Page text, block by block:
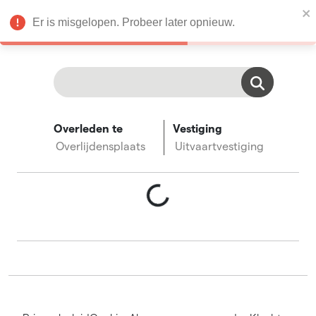
Er is misgelopen. Probeer later opnieuw.
Condoleances
Overleden te
Overlijdensplaats
Vestiging
Uitvaartvestiging